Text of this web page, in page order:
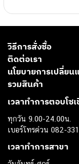
วิธีการสั่งซื้อ
ติดต่อเรา
นโยบายการเปลี่ยน
รวมสินค้า
เวลาทำการตอบโซ
ทุกวัน 9.00-24.00น.
เบอร์โทรด่วน 082-
เวลาทำการสาขา